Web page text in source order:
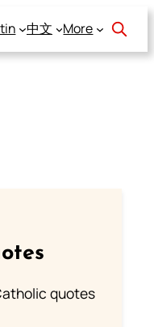
中文 More
quotes